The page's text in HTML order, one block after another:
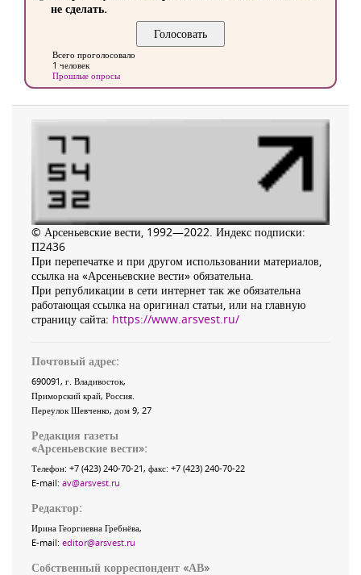
не сделать.
Всего проголосовало
1 человек
Прошлые опросы
© Арсеньевские вести, 1992—2022. Индекс подписки:
П2436
При перепечатке и при другом использовании материалов,
ссылка на «Арсеньевские вести» обязательна.
При републикации в сети интернет так же обязательна
работающая ссылка на оригинал статьи, или на главную
страницу сайта: https://www.arsvest.ru/
Почтовый адрес:
690091, г. Владивосток,
Приморский край, Россия
Переулок Шевченко, дом 9, 27
Редакция газеты
«Арсеньевские вести»:
Телефон: +7 (423) 240-70-21, факс: +7 (423) 240-70-22
E-mail: av@arsvest.ru
Редактор:
Ирина Георгиевна Гребнёва,
E-mail: editor@arsvest.ru
Собственный корреспондент «АВ»